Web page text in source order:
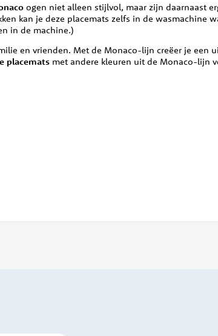
ogen niet alleen stijlvol, maar zijn daarnaast
kan je deze placemats zelfs in de wasmachine
in de machine.)
en vrienden. Met de Monaco-lijn creëer je een
placemats met andere kleuren uit de Monaco-lijn